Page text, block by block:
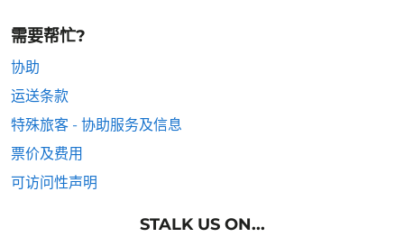
需要帮忙?
协助
运送条款
特殊旅客 - 协助服务及信息
票价及费用
可访问性声明
STALK US ON...